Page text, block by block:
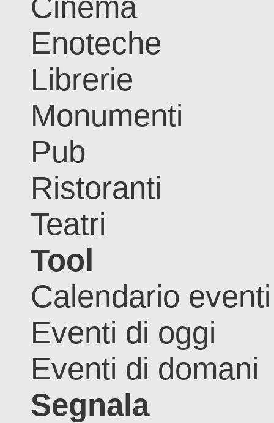
Cinema
Enoteche
Librerie
Monumenti
Pub
Ristoranti
Teatri
Tool
Calendario eventi
Eventi di oggi
Eventi di domani
Segnala